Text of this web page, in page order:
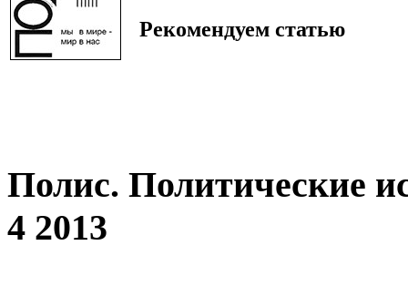
Рекомендуем статью
Полис. Политические
4 2013